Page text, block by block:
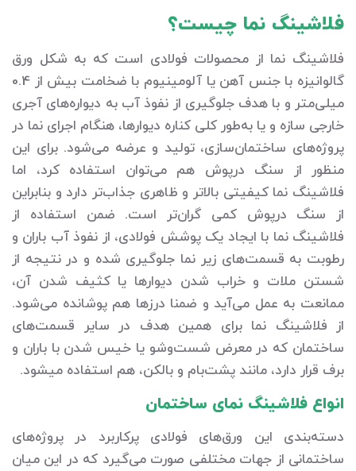
فلاشینگ نما چیست؟
فلاشینگ نما از محصولات فولادی است که به شکل ورق
گالوانیزه با جنس آهن یا آلومینیوم با ضخامت بیش از 0.4
میلی‌متر و با هدف جلوگیری از نفوذ آب به دیواره‌های آجری
خارجی سازه و یا به‌طور کلی کناره دیوارها، هنگام اجرای نما در
پروژه‌های ساختمان‌سازی، تولید و عرضه می‌شود. برای این
منظور از سنگ درپوش هم می‌توان استفاده کرد، اما
فلاشینگ نما کیفیتی بالاتر و ظاهری جذاب‌تر دارد و بنابراین
از سنگ درپوش کمی گران‌تر است. ضمن استفاده از
فلاشینگ نما با ایجاد یک پوشش فولادی، از نفوذ آب باران و
رطوبت به قسمت‌های زیر نما جلوگیری شده و در نتیجه از
شستن ملات و خراب شدن دیوارها یا کثیف شدن آن،
ممانعت به عمل می‌آید و ضمنا درزها هم پوشانده می‌شود.
از فلاشینگ نما برای همین هدف در سایر قسمت‌های
ساختمان که در معرض شست‌وشو یا خیس شدن با باران و
برف قرار دارد، مانند پشت‌بام و بالکن، هم استفاده می‎شود.
انواع فلاشینگ نمای ساختمان
دسته‌بندی این ورق‌های فولادی پرکاربرد در پروژه‌های
ساختمانی از جهات مختلفی صورت می‌گیرد که در این میان